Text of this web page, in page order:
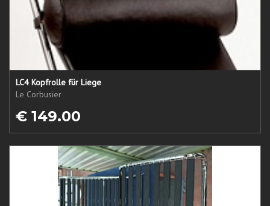
LC4 Kopfrolle für Liege
Le Corbusier
€ 149.00